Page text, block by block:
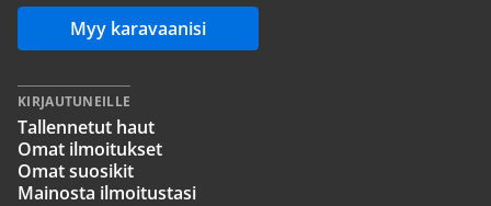
Myy karavaanisi
KIRJAUTUNEILLE
Tallennetut haut
Omat ilmoitukset
Omat suosikit
Mainosta ilmoitustasi